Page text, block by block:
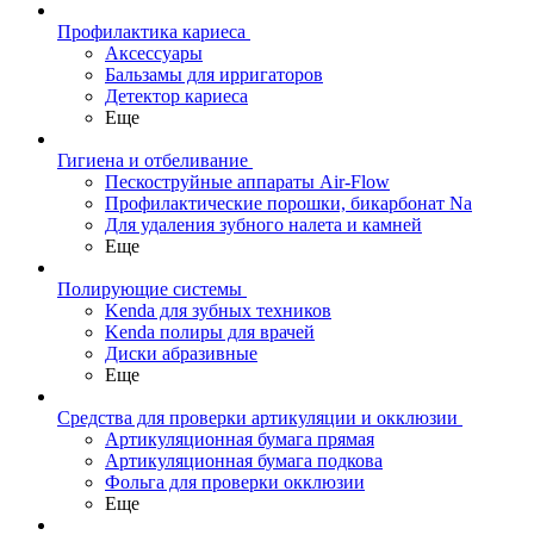
Профилактика кариеса
Аксессуары
Бальзамы для ирригаторов
Детектор кариеса
Еще
Гигиена и отбеливание
Пескоструйные аппараты Air-Flow
Профилактические порошки, бикарбонат Na
Для удаления зубного налета и камней
Еще
Полирующие системы
Kenda для зубных техников
Kenda полиры для врачей
Диски абразивные
Еще
Средства для проверки артикуляции и окклюзии
Артикуляционная бумага прямая
Артикуляционная бумага подкова
Фольга для проверки окклюзии
Еще